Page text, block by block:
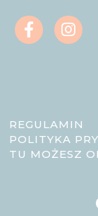
REGULAMIN
POLITYKA
TU MOŻESZ